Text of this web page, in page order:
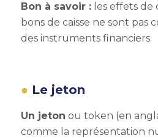
Bon à savoir :les effets de
bons de caisse ne sont pas
des instruments financiers.
Le jeton
Un jeton ou token (en
comme la représentation